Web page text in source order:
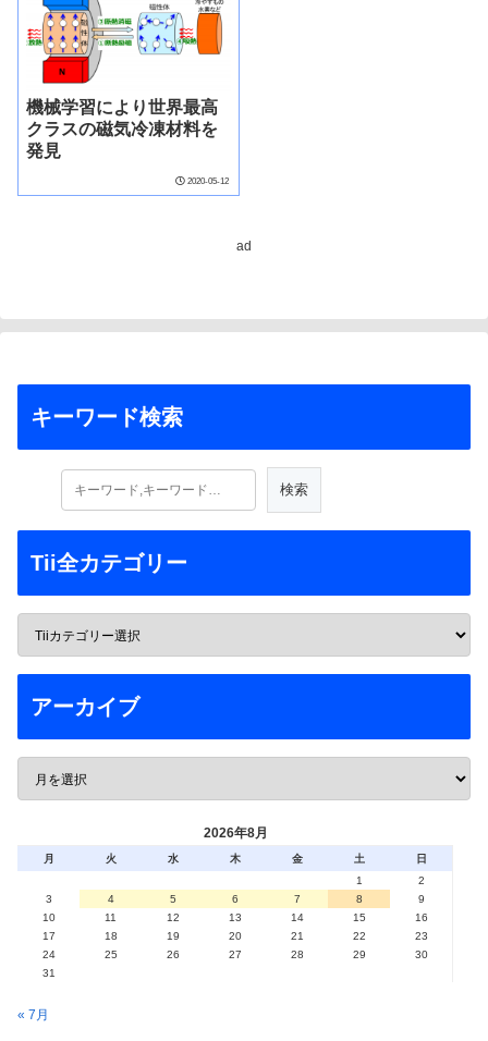
機械学習により世界最高
クラスの磁気冷凍材料を
発見
2020-05-12
ad
キーワード検索
Tii全カテゴリー
アーカイブ
2026年8月
月 火 水 木 金 土
日
1
2
3
4 5 6 7 8
9
10
11 12 13 14 15
16
17
18 19 20 21 22
23
24
25 26 27 28 29
30
31
« 7月